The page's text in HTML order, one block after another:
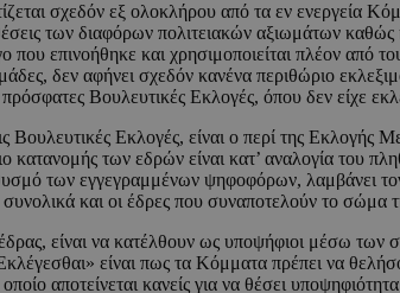
σχεδόν εξ ολοκλήρου από τα εν ενεργεία
των διαφόρων πολιτειακών αξιωμάτων
που επινοήθηκε και χρησιμοποιείται πλέον
δεν αφήνει σχεδόν κανένα περιθώριο
Βουλευτικές Εκλογές, όπου δεν είχε
Βουλευτικές Εκλογές, είναι ο περί της
κατανομής των εδρών είναι κατ’ αναλογία
των εγγεγραμμένων ψηφοφόρων, λαμβάνει
και οι έδρες που συναποτελούν το
είναι να κατέλθουν ως υποψήφιοι μέσω
είναι πως τα Κόμματα πρέπει να
αποτείνεται κανείς για να θέσει